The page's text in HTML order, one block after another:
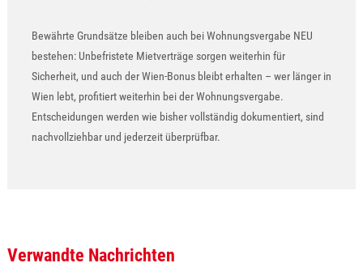
Bewährte Grundsätze bleiben auch bei Wohnungsvergabe NEU
bestehen: Unbefristete Mietverträge sorgen weiterhin für
Sicherheit, und auch der Wien-Bonus bleibt erhalten – wer länger in
Wien lebt, profitiert weiterhin bei der Wohnungsvergabe.
Entscheidungen werden wie bisher vollständig dokumentiert, sind
nachvollziehbar und jederzeit überprüfbar.
Verwandte Nachrichten